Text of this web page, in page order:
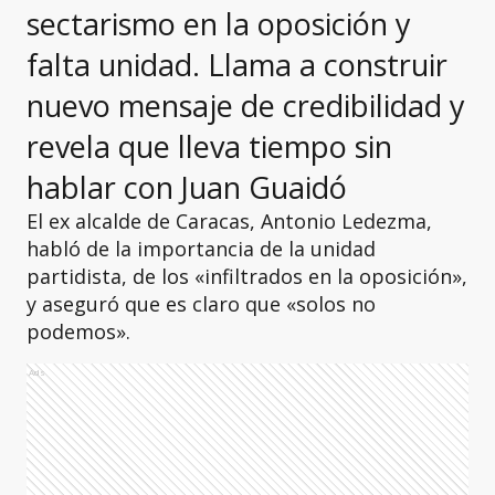
sectarismo en la oposición y
falta unidad. Llama a construir
nuevo mensaje de credibilidad y
revela que lleva tiempo sin
hablar con Juan Guaidó
El ex alcalde de Caracas, Antonio Ledezma,
habló de la importancia de la unidad
partidista, de los «infiltrados en la oposición»,
y aseguró que es claro que «solos no
podemos».
Ads